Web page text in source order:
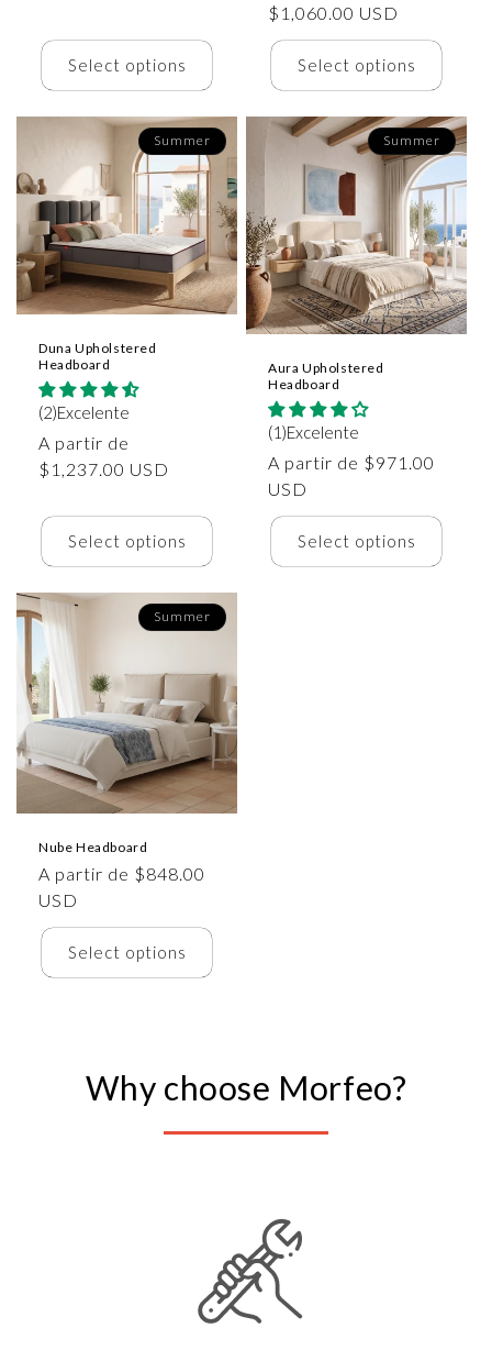
Select options
habitual
$1,060.00 USD
Select options
Summer
Duna Upholstered
Headboard
(2)Excelente
Precio
habitual
A partir de
$1,237.00 USD
Select options
Summer
Aura Upholstered
Headboard
(1)Excelente
Precio
habitual
A partir de $971.00
USD
Select options
Summer
Nube Headboard
Precio
habitual
A partir de $848.00
USD
Select options
Why choose Morfeo?